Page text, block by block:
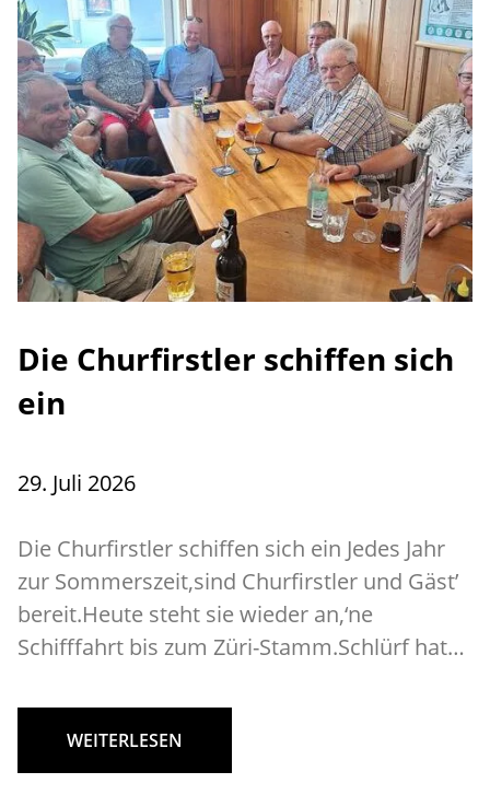
Die Churfirstler schiffen sich
ein
29. Juli 2026
Die Churfirstler schiffen sich ein Jedes Jahr
zur Sommerszeit,sind Churfirstler und Gäst’
bereit.Heute steht sie wieder an,‘ne
Schifffahrt bis zum Züri-Stamm.Schlürf hat…
WEITERLESEN